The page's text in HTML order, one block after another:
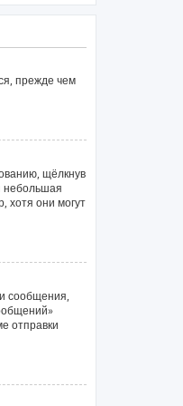
прежде чем
щёлкнув
небольшая
хотя они могут
сообщения,
отправки